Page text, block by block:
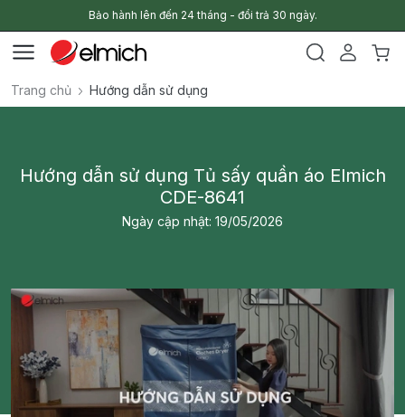
Bảo hành lên đến 24 tháng - đổi trả 30 ngày.
Trang chủ Hướng dẫn sử dụng
Hướng dẫn sử dụng Tủ sấy quần áo Elmich
CDE-8641
Ngày cập nhật: 19/05/2026